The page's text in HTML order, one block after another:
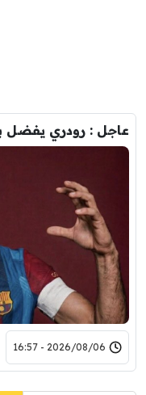
عاجل : رودري يفضل
2026/08/06 - 16:57